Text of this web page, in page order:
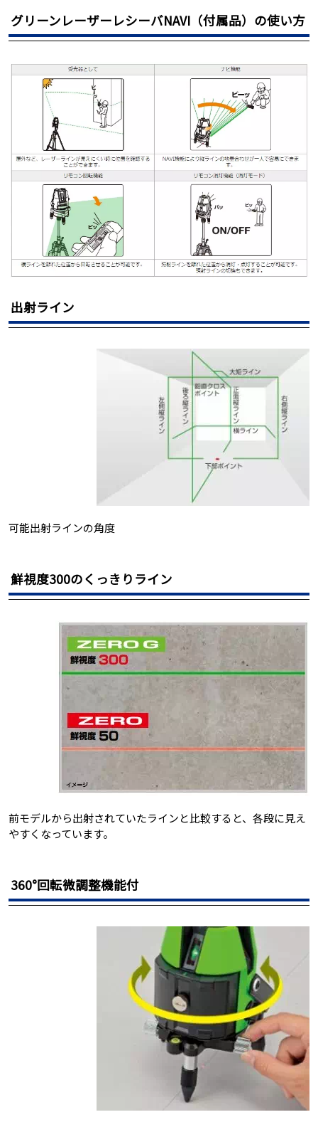
グリーンレーザーレシーバNAVI（付属品）の使い方
出射ライン
可能出射ラインの角度
鮮視度300のくっきりライン
前モデルから出射されていたラインと比較すると、各段に見え
やすくなっています。
360°回転微調整機能付